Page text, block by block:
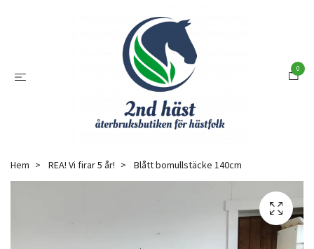
0
Hem REA! Vi firar 5 år! Blått bomullstäcke 140cm